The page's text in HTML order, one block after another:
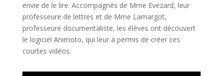
envie de le lire. Accompagnés de Mme Evezard, leur
professeure de lettres et de Mme Lamargot,
professeure documentaliste, les élèves ont découvert
le logiciel Animoto, qui leur a permis de créer ces
courtes vidéos.